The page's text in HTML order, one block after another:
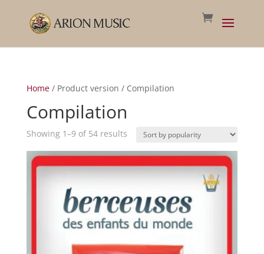
Home/ Product version / Compilation
Compilation
Showing 1–9 of 54 resultsSorted
popularity